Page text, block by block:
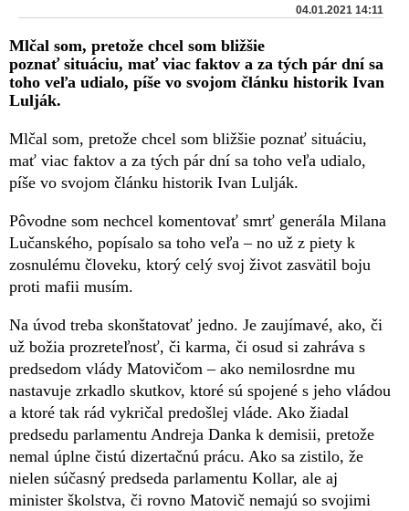
04.01.2021 14:11
Mlčal som, pretože chcel som bližšie
poznať situáciu, mať viac faktov a za tých pár dní sa
toho veľa udialo, píše vo svojom článku historik Ivan
Lulják.
Mlčal som, pretože chcel som bližšie poznať situáciu,
mať viac faktov a za tých pár dní sa toho veľa udialo,
píše vo svojom článku historik Ivan Lulják.
Pôvodne som nechcel komentovať smrť generála Milana
Lučanského, popísalo sa toho veľa – no už z piety k
zosnulému človeku, ktorý celý svoj život zasvätil boju
proti mafii musím.
Na úvod treba skonštatovať jedno. Je zaujímavé, ako, či
už božia prozreteľnosť, či karma, či osud si zahráva s
predsedom vlády Matovičom – ako nemilosrdne mu
nastavuje zrkadlo skutkov, ktoré sú spojené s jeho vládou
a ktoré tak rád vykričal predošlej vláde. Ako žiadal
predsedu parlamentu Andreja Danka k demisii, pretože
nemal úplne čistú dizertačnú prácu. Ako sa zistilo, že
nielen súčasný predseda parlamentu Kollar, ale aj
minister školstva, či rovno Matovič nemajú so svojimi